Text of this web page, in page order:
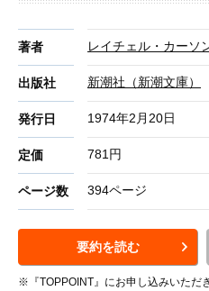
著者 レイチェル・カーソ
出版社 新潮社（新潮文庫）
発行日 1974年2月20日
定価 781円
ページ数 394ページ
要約を読む
※『TOPPOINT』にお申し込みいただ